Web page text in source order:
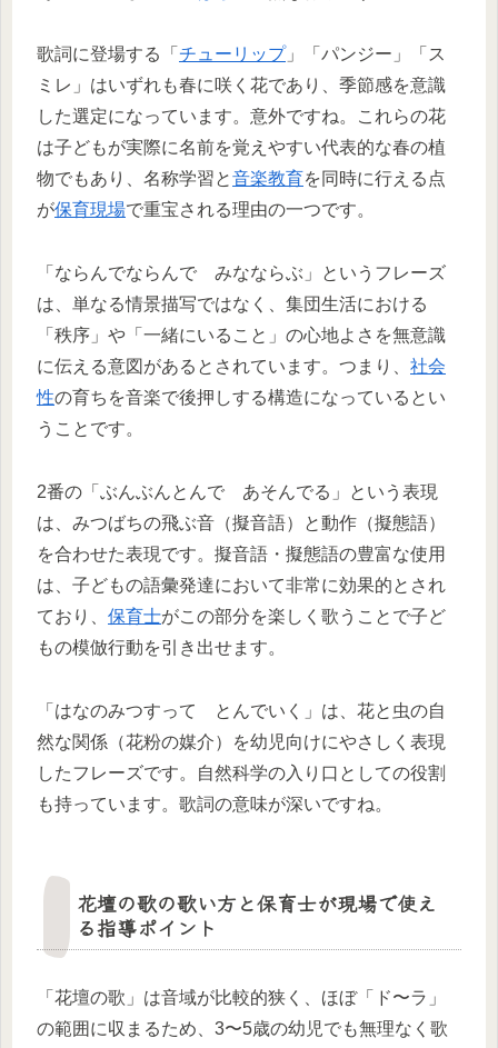
歌詞に登場する「 チューリップ」「パンジー」「ス
ミレ」はいずれも春に咲く花であり、季節感を意識
した選定になっています。意外ですね。これらの花
は子どもが実際に名前を覚えやすい代表的な春の植
物でもあり、名称学習と音楽教育を同時に行える点
が保育現場で重宝される理由の一つです。
「ならんでならんで みなならぶ」というフレーズ
は、単なる情景描写ではなく、集団生活における
「秩序」や「一緒にいること」の心地よさを無意識
に伝える意図があるとされています。つまり、 社会
性の育ちを音楽で後押しする構造になっているとい
うことです。
2番の「ぶんぶんとんで あそんでる」という表現
は、みつばちの飛ぶ音（擬音語）と動作（擬態語）
を合わせた表現です。擬音語・擬態語の豊富な使用
は、子どもの語彙発達において非常に効果的とされ
ており、 保育士がこの部分を楽しく歌うことで子ど
もの模倣行動を引き出せます。
「はなのみつすって とんでいく」は、花と虫の自
然な関係（花粉の媒介）を幼児向けにやさしく表現
したフレーズです。自然科学の入り口としての役割
も持っています。歌詞の意味が深いですね。
花壇の歌の歌い方と保育士が現場で使え
る指導ポイント
「花壇の歌」は音域が比較的狭く、ほぼ「ド〜ラ」
の範囲に収まるため、3〜5歳の幼児でも無理なく歌